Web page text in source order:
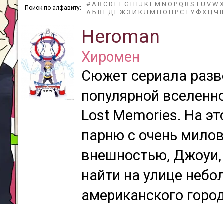
Поиск по алфавиту: # A B C D E F G H I J K L M N O P Q R S T U V W X
А Б В Г Д Е Ж З И К Л М Н О П Р С Т У Ф Х Ц Ч
Heroman
Хиромен
Сюжет сериала
популярной
Lost Memories. На
парню с очень
внешностью, Джоуи,
найти на улице
американского